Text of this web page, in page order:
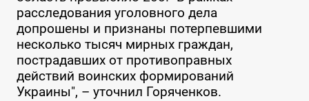
расследования уголовного дела
допрошены и признаны потерпевшими
несколько тысяч мирных граждан,
пострадавших от противоправных
действий воинских формирований
Украины", – уточнил Горяченков.